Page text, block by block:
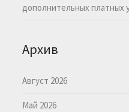
дополнительных платных
Архив
Август 2026
Май 2026